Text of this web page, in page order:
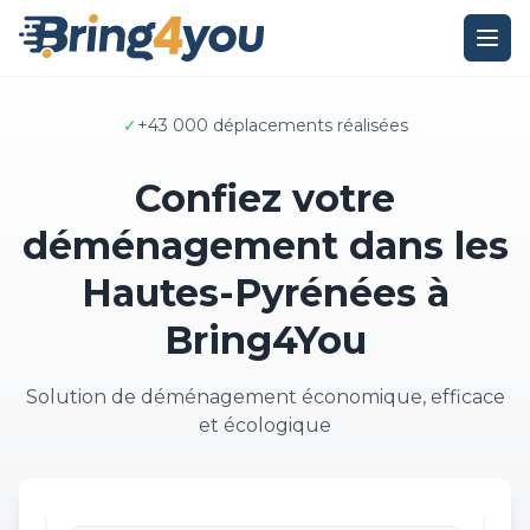
✓+43 000 déplacements réalisées
Confiez votre
déménagement dans les
Hautes-Pyrénées à
Bring4You
Solution de déménagement économique, efficace
et écologique